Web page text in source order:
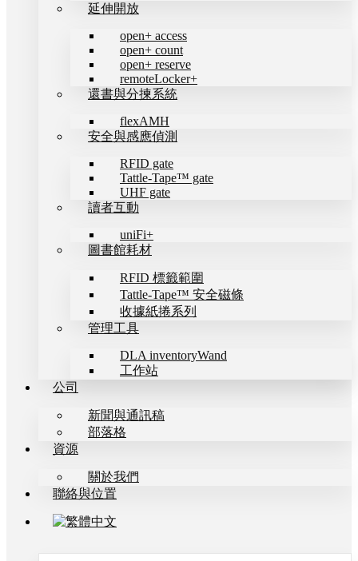
延伸開放
open+ access
open+ count
open+ reserve
remoteLocker+
還書與分揀系統
flexAMH
安全與感應偵測
RFID gate
Tattle-Tape™ gate
UHF gate
讀者互動
uniFi+
圖書館耗材
RFID 標籤範圍
Tattle-Tape™ 安全磁條
收據紙捲系列
管理工具
DLA inventoryWand
工作站
公司
新聞與通訊稿
部落格
資源
關於我們
聯絡與位置